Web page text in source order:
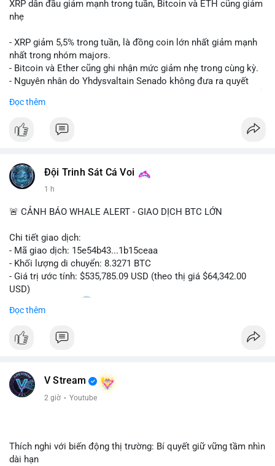
XRP dẫn đầu giảm mạnh trong tuần, Bitcoin và ETH cũng giảm
nhẹ
- XRP giảm 5,5% trong tuần, là đồng coin lớn nhất giảm mạnh
nhất trong nhóm majors.
- Bitcoin và Ether cũng ghi nhận mức giảm nhẹ trong cùng kỳ.
- Nguyên nhân do Yhdysvaltain Senado không đưa ra quyết
hè, đẩy việc thảo luận sang tháng 9.
XRP và Ripple, ảnh hưởng đến tâm lý nhà đầu tư.
#ripple
📰 Nguồn: CoinDesk
Đọc thêm
Đội Trinh Sát Cá Voi
1 h
🚨 CẢNH BÁO WHALE ALERT - GIAO DỊCH BTC LỚN
Chi tiết giao dịch:
- Mã giao dịch: 15e54b43...1b15ceaa
- Khối lượng di chuyển: 8.3271 BTC
- Giá trị ước tính: $535,785.09 USD (theo thị giá $64,342.00
USD)
- Thời gian: 04:20
Nhận định phân tích: Giao dịch 8.3271 BTC trị giá hơn nửa triệu
USD được thực hiện trong khung giờ sáng sớm, cho thấy dấu
đủ tạo áp lực bán trực tiếp lên thị trường nhưng phản ánh tâm
lý thận trọng của cá voi. Nếu dòng tiền này hướng về ví sàn
của BTC.
Đọc thêm
V Stream
2 giờ · Youtube
Thích nghi với biến động thị trường: Bí quyết giữ vững tầm nhìn
dài hạn